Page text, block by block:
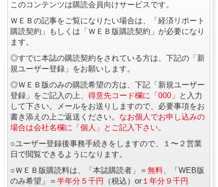
このコンテンツは購読会員向けサービスです。
ＷＥＢの記事をご覧になりたい場合は、「経済リポート
購読契約」もしくは「ＷＥＢ版購読契約」が必要になり
ます。
◎すでに本誌の購読契約をされている方は、下記の「新
規ユーザー登録」をお願いします。
◎ＷＥＢ版のみの購読希望の方は、下記「新規ユーザー
登録」をご記入の上、 得意先コード欄に「000」
と入力
して下さい。メールをお送りしますので、必要事項をお
書き添えの上ご返送ください。 なお個人でお申し込みの
場合は会社名欄に「個人」とご記入下さい。
○ユーザー登録後事務手続きをしますので、１〜２営業
日で閲覧できるようになります。
○ＷＥＢ版購読料は、「本誌購読者」＝ 無料 、「WEB版
のみ希望」＝ 半年分５千円 （税込）or １年分９千円